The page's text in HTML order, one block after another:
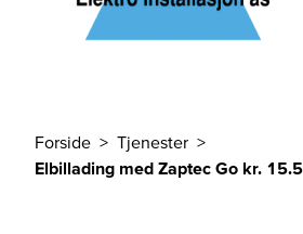
Du er her
Forside
Tjenester
Elbillading med Zaptec Go kr.